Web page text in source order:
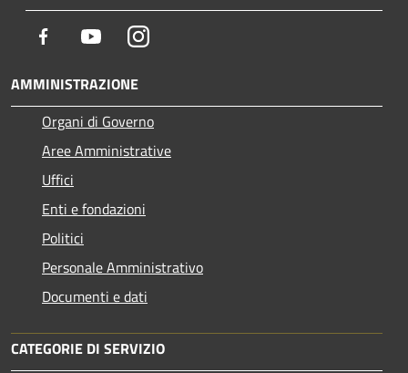
Facebook YoutubeInstagram
AMMINISTRAZIONE
Organi di Governo
Aree Amministrative
Uffici
Enti e fondazioni
Politici
Personale Amministrativo
Documenti e dati
CATEGORIE DI SERVIZIO